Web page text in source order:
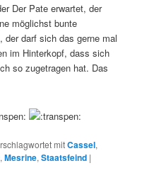
Der Pate erwartet, der
möglichst bunte
der darf sich das gerne mal
im Hinterkopf, dass sich
so zugetragen hat. Das
mitCassel,
,Mesrine,Staatsfeind |